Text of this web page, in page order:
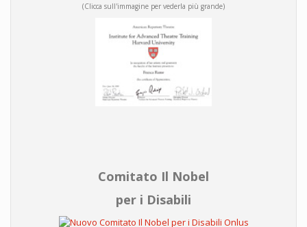
(Clicca sull'immagine per vederla più grande)
Comitato Il Nobel
per i Disabili